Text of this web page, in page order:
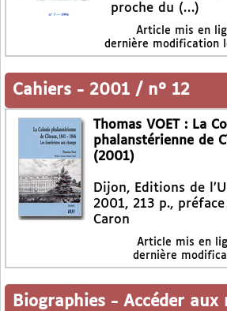
proche du (…)
Article mis en
dernière modification
Cahiers - 2001 / n° 12
Thomas VOET : La
phalanstérienne de
(2001)
Dijon, Editions de
2001, 213 p.,
Caron
Article mis en
dernière
Biographies - Accéder aux